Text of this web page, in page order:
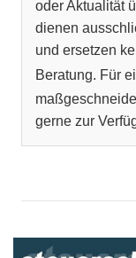
oder Aktualität
dienen
und ersetzen
Beratung. Für
gerne zur